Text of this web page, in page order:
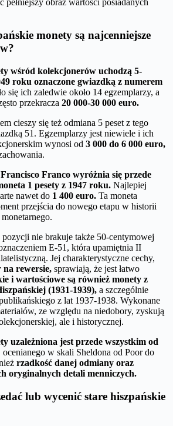
monety są najcenniejsze
wśród kolekcjonerów uchodzą 5-
roku oznaczone gwiazdką z numerem
się ich zaledwie około 14 egzemplarzy, a
przekracza 20 000-30 000 euro.
cieszy się też odmiana 5 peset z tego
51. Egzemplarzy jest niewiele i ich
wynosi od 3 000 do 6 000 euro,
Franco wyróżnia się przede
1 pesety z 1947 roku. Najlepiej
nawet do 1 400 euro. Ta moneta
przejścia do nowego etapu w historii
nie brakuje także 50-centymowej
E-51, która upamiętnia II
Jej charakterystyczne cechy,
na rewersie, sprawiają, że jest łatwo
i wartościowe są również monety z
(1931-1939), a szczególnie
z lat 1937-1938. Wykonane
ze względu na niedobory, zyskują
ale i historycznej.
uzależniona jest przede wszystkim od
ocenianego w skali Sheldona od Poor do
rzadkość danej odmiany oraz
oryginalnych detali menniczych.
lub wycenić stare hiszpańskie